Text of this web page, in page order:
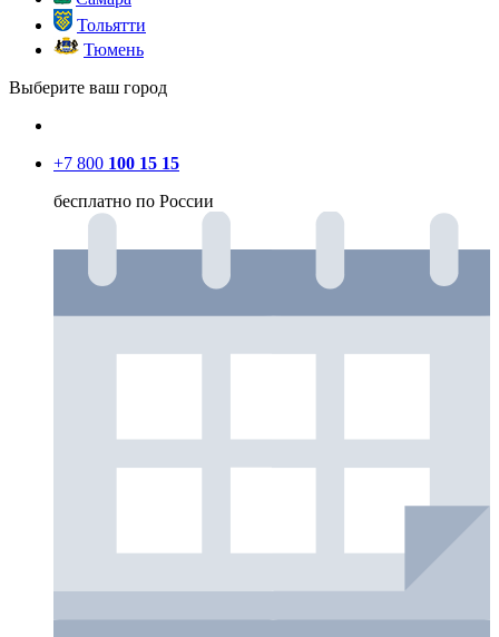
Тольятти
Тюмень
Выберите ваш город
+7 800 100 15 15
бесплатно по России